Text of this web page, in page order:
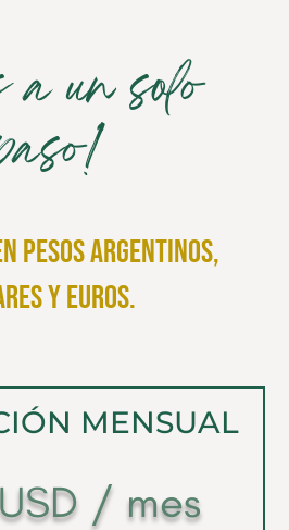
un solo
pesos argentinos,
y euros.
MENSUAL
USD / mes